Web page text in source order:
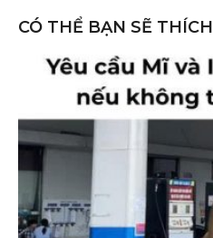
CÓ THỂ BẠN SẼ THÍCH